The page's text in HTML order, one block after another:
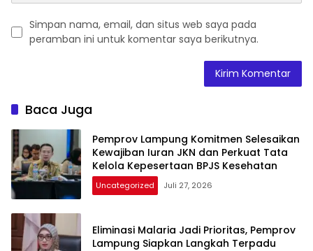
Simpan nama, email, dan situs web saya pada
peramban ini untuk komentar saya berikutnya.
Baca Juga
Pemprov Lampung Komitmen Selesaikan
Kewajiban Iuran JKN dan Perkuat Tata
Kelola Kepesertaan BPJS Kesehatan
Uncategorized Juli 27, 2026
Eliminasi Malaria Jadi Prioritas, Pemprov
Lampung Siapkan Langkah Terpadu